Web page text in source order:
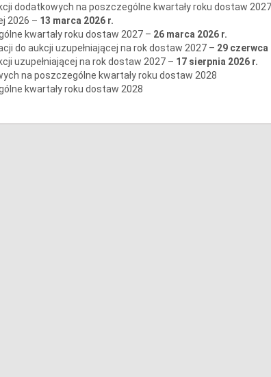
dodatkowych na poszczególne kwartały roku dostaw
2026 – 13 marca 2026 r.
kwartały roku dostaw 2027 – 26 marca 2026 r.
do aukcji uzupełniającej na rok dostaw 2027 – 29 czerwca
uzupełniającej na rok dostaw 2027– 17 sierpnia 2026 r.
na poszczególne kwartały roku dostaw 2028
kwartały roku dostaw 2028